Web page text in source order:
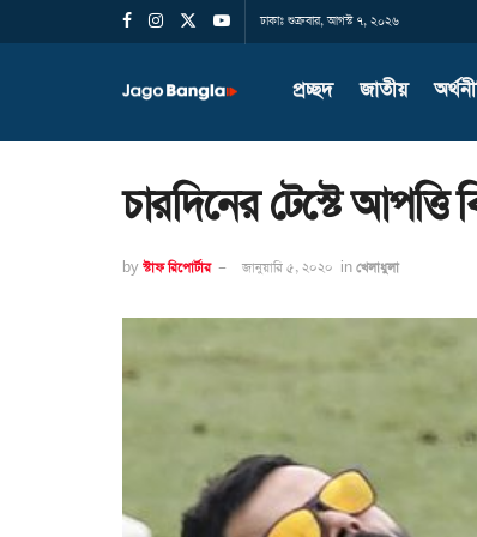
ঢাকাঃ শুক্রবার, আগস্ট ৭, ২০২৬
প্রচ্ছদ জাতীয়
চারদিনের টেস্টে আপত্তি
by স্টাফ রিপোর্টার জানুয়ারি ৫, ২০২০ in খেলাধুলা